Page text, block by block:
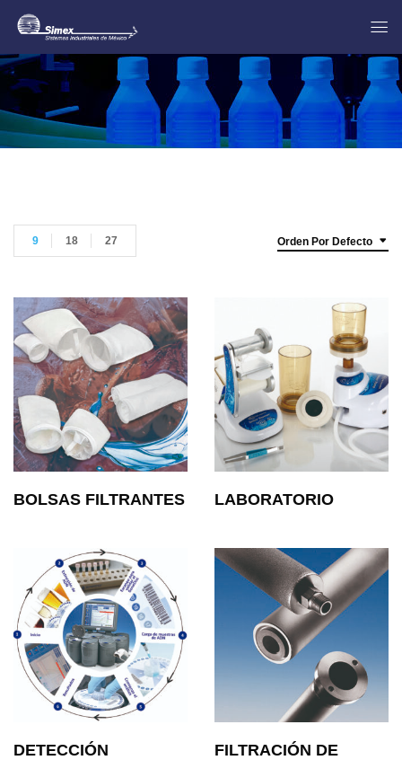
Orden Por Defecto
9 18 27
BOLSAS FILTRANTES LABORATORIO
DETECCIÓN
FILTRACIÓN DE